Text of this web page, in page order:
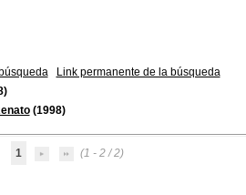
Link permanente de la búsqueda
(1998)
1 (1 - 2 / 2)